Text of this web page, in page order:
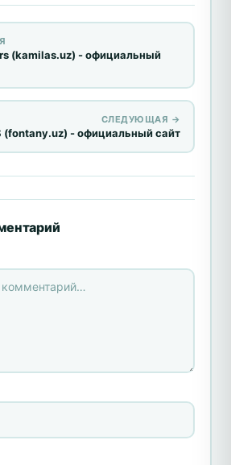
(kamilas.uz) - официальный
СЛЕДУЮЩАЯ →
(fontany.uz) - официальный сайт